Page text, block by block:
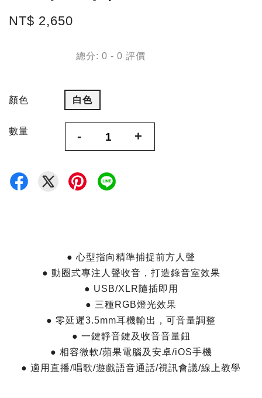
NT$ 2,650
總分: 0 - 0 評價
顏色 白色
數量 - +
● 心型指向精準捕捉前方人聲
● 動圈式專注人聲收音，打造錄音室效果
● USB/XLR隨插即用
● 三種RGB燈光效果
● 零延遲3.5mm耳機輸出，可音量調整
● 一鍵靜音鍵及收音音量鈕
● 相容微軟/蘋果電腦及安卓/iOS手機
● 適用直播/唱歌/遊戲語音通話/視訊會議/線上教學